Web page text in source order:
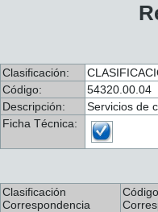
Clasificación:
Código:
54320.00.04
Descripción:
Servicios de
Ficha Técnica:
Clasificación
Correspondencia
Código